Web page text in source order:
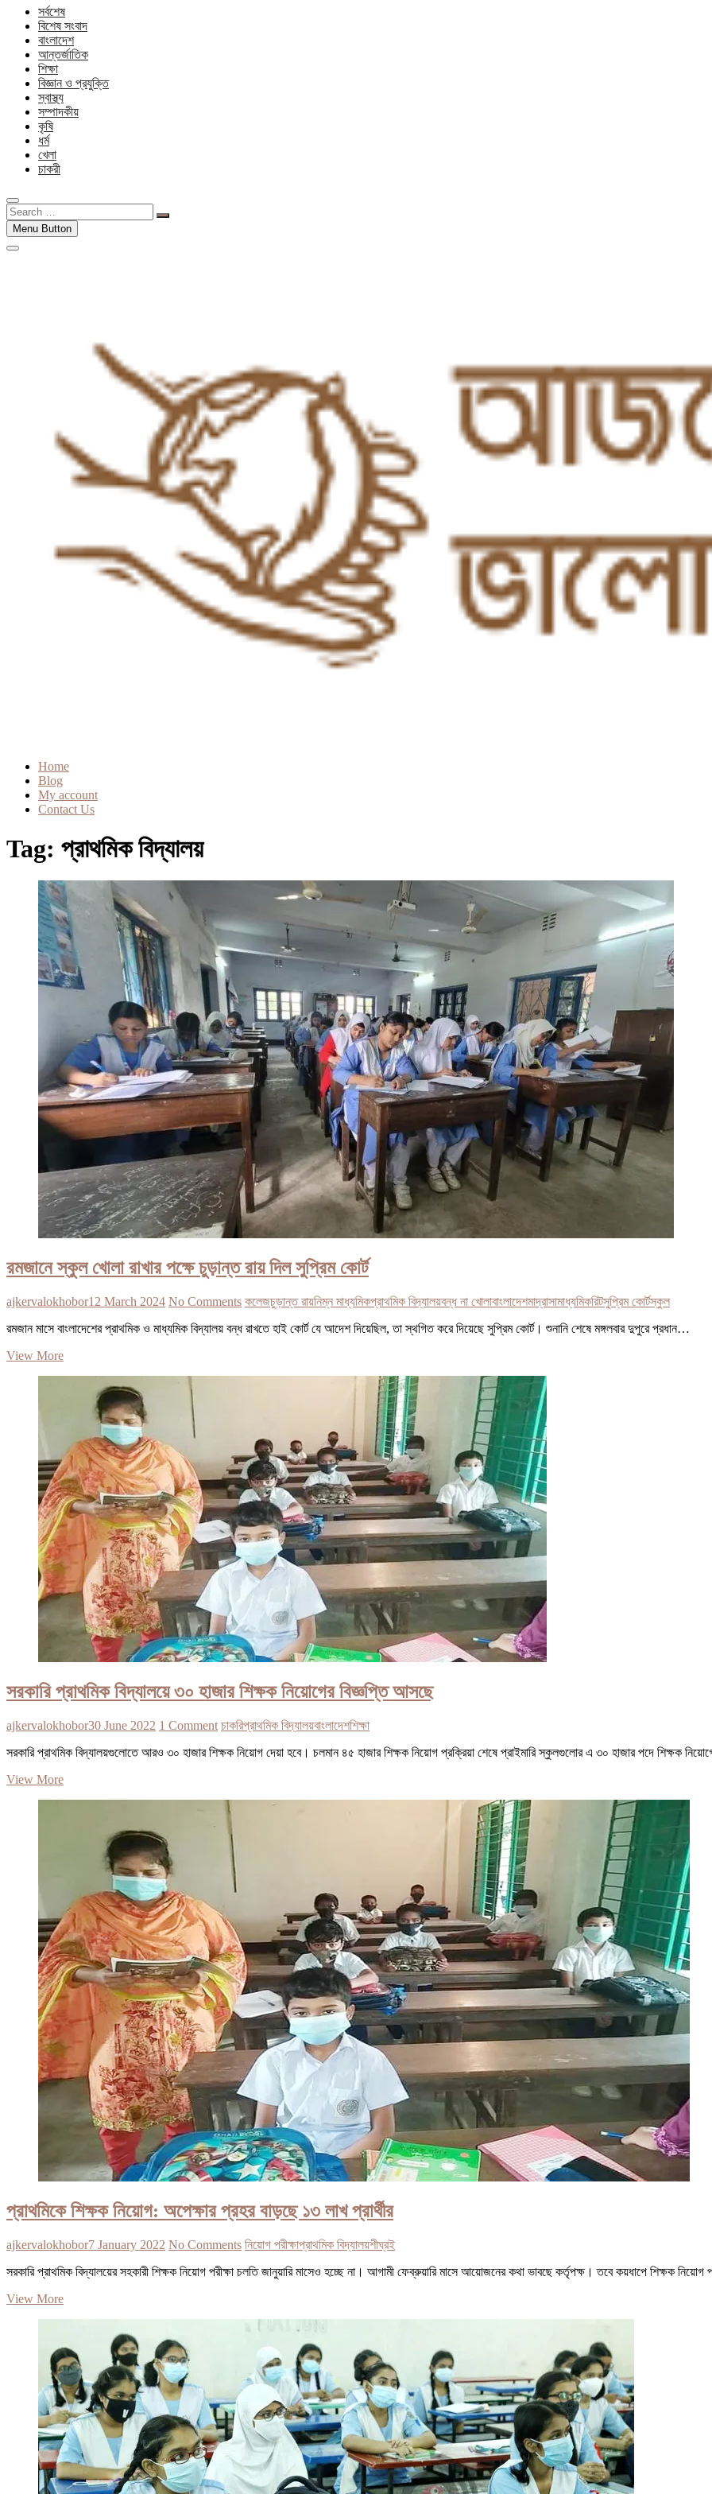
সর্বশেষ
বিশেষ সংবাদ
বাংলাদেশ
আন্তর্জাতিক
শিক্ষা
বিজ্ঞান ও প্রযুক্তি
স্বাস্থ্য
সম্পাদকীয়
কৃষি
ধর্ম
খেলা
চাকরী
Search
…Menu Button
Home
Blog
My account
Contact Us
Tag: প্রাথমিক বিদ্যালয়
রমজানে স্কুল খোলা রাখার পক্ষে চুড়ান্ত রায় দিল সুপ্রিম কোর্ট
ajkervalokhobor12 March 2024 No Comments কলেজচুড়ান্ত রায়নিম্ন মাধ্যমিকপ্রাথমিক বিদ্যালয়বন্ধ না খোলাবাংলাদেশমাদ্রাসামাধ্যমিকরিটসুপ্রিম কোর্টস্কুল
রমজান মাসে বাংলাদেশের প্রাথমিক ও মাধ্যমিক বিদ্যালয় বন্ধ রাখতে হাই কোর্ট যে আদেশ দিয়েছিল, তা স্থগিত করে দিয়েছে সুপ্রিম কোর্ট। শুনানি শেষে মঙ্গলবার দুপুরে প্রধান…
View Moreরমজানে
রায়
দিল
সুপ্রিম
কোর্ট
সরকারি প্রাথমিক বিদ্যালয়ে ৩০ হাজার শিক্ষক নিয়োগের বিজ্ঞপ্তি আসছে
ajkervalokhobor30 June 2022 1 Comment চাকরিপ্রাথমিক বিদ্যালয়বাংলাদেশশিক্ষা
সরকারি প্রাথমিক বিদ্যালয়গুলোতে আরও ৩০ হাজার শিক্ষক নিয়োগ দেয়া হবে। চলমান ৪৫ হাজার শিক্ষক নিয়োগ প্রক্রিয়া শেষে প্রাইমারি স্কুলগুলোর এ ৩০ হাজার পদে শিক্ষক
View Moreসরকারি
আসছে
প্রাথমিকে শিক্ষক নিয়োগ: অপেক্ষার প্রহর বাড়ছে ১৩ লাখ প্রার্থীর
ajkervalokhobor7 January 2022 No Comments নিয়োগ পরীক্ষাপ্রাথমিক বিদ্যালয়শীঘ্রই
সরকারি প্রাথমিক বিদ্যালয়ের সহকারী শিক্ষক নিয়োগ পরীক্ষা চলতি জানুয়ারি মাসেও হচ্ছে না। আগামী ফেব্রুয়ারি মাসে আয়োজনের কথা ভাবছে কর্তৃপক্ষ। তবে কয়ধাপে শিক্ষক নিয়োগ
View Moreপ্রাথমিকে
প্রহর
বাড়ছে
১৩
লাখ
প্রার্থীর